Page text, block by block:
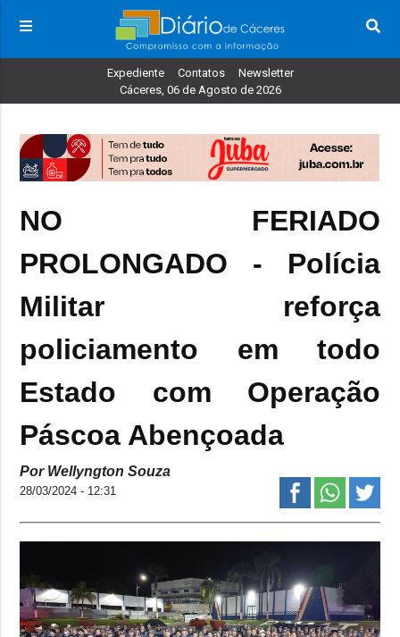
Expediente Contatos
Newsletter
Cáceres, 06 de Agosto de 2026
NO FERIADO
PROLONGADO - Polícia
Militar reforça
policiamento em todo
Estado com Operação
Páscoa Abençoada
Por Wellyngton Souza
28/03/2024 - 12:31